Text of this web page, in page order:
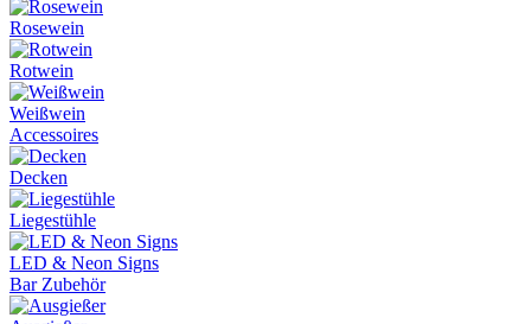
Rosewein
Rotwein
Weißwein
Accessoires
Decken
Liegestühle
LED & Neon Signs
Bar Zubehör